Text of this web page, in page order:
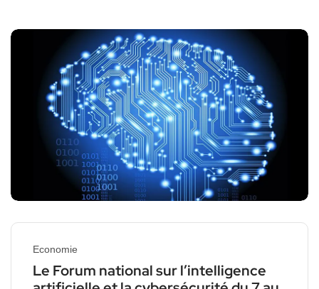
Economie
Le Forum national sur l’intelligence